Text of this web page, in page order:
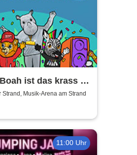
ist das krass -
Strand, Musik-Arena am Strand
11:00 Uhr